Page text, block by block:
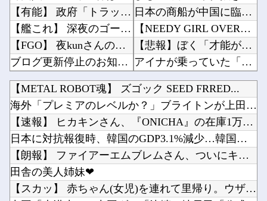
【有能】 政府「トラックはサービスエリア利用有料化すればサボらず走るし流問題解決じゃね？」
【艦これ】 深夜のゴーヤ画像スレ
【FGO】 夜kunさんのモルガンイラスト！！ 蝶の羽好きです！
ブログ更新停止のお知らせ
【アイマス】 アイドル達が雑談してるだけ【モバマス】
個人馬主のアロヒアリイが海外行けてジュウリョクピエ□が何故行けないのか
森下も佐藤輝もDeNAの「これ」にやられてるんだが
Powered by livedoor 相互RSS
日本の商船が中国に臨検された場合は「台湾軍が対応」と台湾軍トップ！他
【NEEDY GIRL OVERDOSE】システムサービス「超絶最かわてんしちゃん」プライ...
【悲報】ぼく「才能がないなら努力をすれば良いじゃない」お前ら「努力できるのも才能だよ」他
アイナが乗っていた「高機動試作型ザク」ってよく考えると時系列がおかしいな他
夫さん、妻に「天井のシミ数えてれば終わるでな」と押し倒されて性行為 → 凄いことになるｗｗ...
【ウマ娘】昔の水着がそのまま入るジャーニー…まるで成長していない！？他
【ラブライブ！】予定立てるの苦手なので行き当たりばったりの旅行しかできません他
今始めどきのスマホゲームなにかある？他
【にじさんじ】笹木、1週間ほど里に帰省他
【SSD】1TBで1.5万とか、買った時の倍なんだけど今だと買い増してしまいそうで怖い他
ライザの公式AIゲーム、エッチすぎて始まる♥他
Vチューバーに最近ある変化が起きつつある他
【METAL ROBOT魂】 ズゴック SEED FRRED...
海外「プレミアのレベルか？」ブライトンが上田綺世の獲得に動き...
【速報】 ヒカキンさん、『ONICHA』の在庫1万4400本...
日本に対抗報復時、韓国のGDP3.1%減少…韓国の被害がより...
【朗報】 ファイアーエムブレムさん、ついにキャラ成長率がゲー...
田舎の美人姉妹❤
【スカッ】 赤ちゃん(女児)を連れて里帰り。ウザトメ「嫁子み...